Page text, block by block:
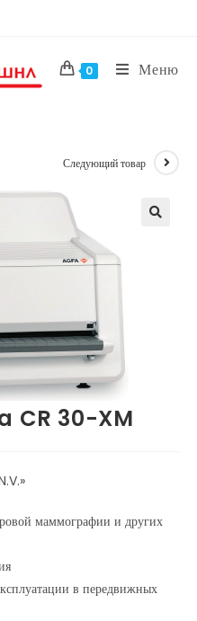
0 Меню
Следующий товар
CR 30-XM
маммографии и других
в передвижных